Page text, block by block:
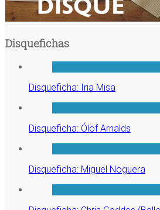
Disquefichas
Disqueficha: Iria Misa
Disqueficha: Ólöf Arnalds
Disqueficha: Miguel Noguera